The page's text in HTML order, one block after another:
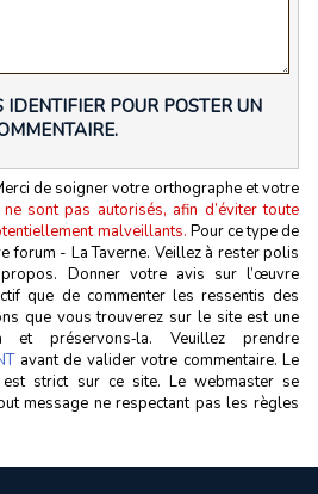
IDENTIFIER POUR POSTER UN
de soigner votre orthographe et votre
sont pas autorisés, afin d’éviter toute
malveillants. Pour ce type de
forum - La Taverne. Veillez à rester polis
Donner votre avis sur l’œuvre
que de commenter les ressentis des
que vous trouverez sur le site est une
et préservons‑la. Veuillez prendre
avant de valider votre commentaire. Le
strict sur ce site. Le webmaster se
message ne respectant pas les règles